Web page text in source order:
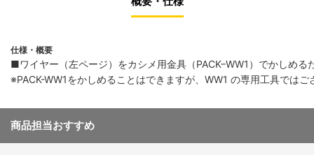
仕様・概要
■ワイヤー（左ページ）をカシメ用金具（PACK−WW1）でかしめる
※PACK-WW1をかしめることはできますが、WW1 の専用工具ではご
商品担当おすすめ